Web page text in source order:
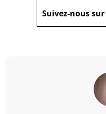
Suivez-nous